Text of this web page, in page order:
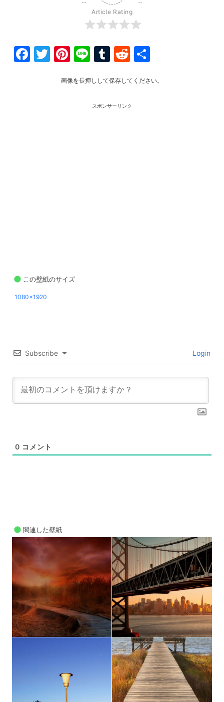
Article Rating
Facebook
Twitter
Pinterest
LineTumblr
Reddit
画像を長押しして保存してください。
スポンサーリンク
この壁紙のサイズ
1080x1920
Subscribe Login
0 コメント
関連した壁紙